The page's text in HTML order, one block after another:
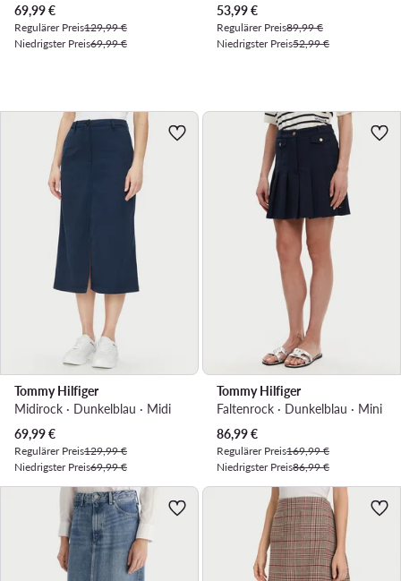
Aktueller Preis
69,99€
Regulärer Preis129,99 €
Niedrigster Preis69,99 €
Aktueller Preis
53,99€
Regulärer Preis89,99 €
Niedrigster Preis52,99 €
Tommy Hilfiger
Midirock · Dunkelblau · Midi
Aktueller Preis
69,99€
Regulärer Preis129,99 €
Niedrigster Preis69,99 €
Tommy Hilfiger
Faltenrock · Dunkelblau · Mini
Aktueller Preis
86,99€
Regulärer Preis169,99 €
Niedrigster Preis86,99 €